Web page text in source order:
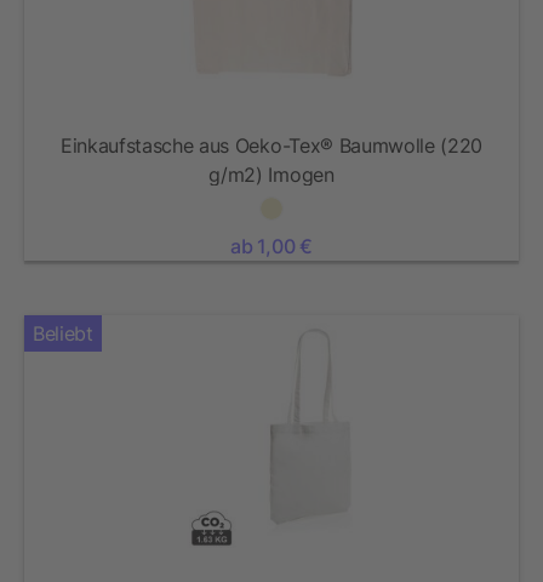
Einkaufstasche aus Oeko-Tex® Baumwolle (220
g/m2) Imogen
ab 1,00 €
Beliebt